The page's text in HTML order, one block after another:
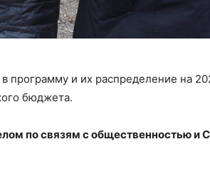
программу и их распределение на
бюджета.
по связям с общественностью и